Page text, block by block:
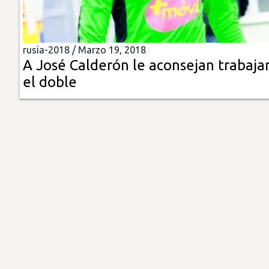
Insólitas
Multimedia
Impreso
rusia-2018 / Marzo 19, 2018
A José Calderón le aconsejan
el doble